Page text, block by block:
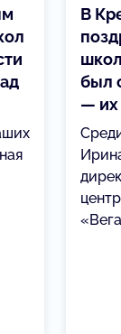
В
был
— их